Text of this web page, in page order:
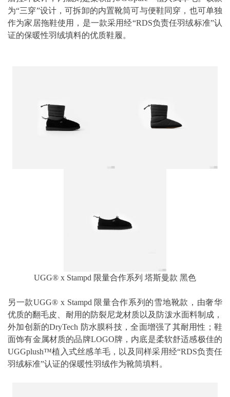
为“三穿”设计，可拆卸的内置靴筒可与便鞋同穿，也可单独
作为家居拖鞋使用，是一款采用经“RDS负责任羽绒标准”认
证的保暖性羽绒填料的优质鞋履。
UGG® x Stampd 限量合作系列 塔斯曼款 黑色
另一款UGG® x Stampd 限量合作系列的雪地靴款，由奢华
优质的翻毛皮、耐用的防裂尼龙材质以及防泼水面料制成，
外加创新的DryTech 防水膜科技，全面增强了其耐用性；鞋
面饰有金属材质的品牌LOGO牌，内底是柔软舒适感极佳的
UGGplush™植入式丝感羊毛，以及同样采用经“RDS负责任
羽绒标准”认证的保暖性羽绒作为靴筒填料。